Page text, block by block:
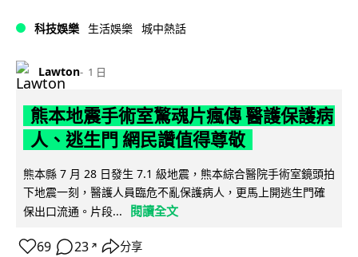
科技娛樂 生活娛樂 城中熱話
Lawton 1 日
熊本地震手術室驚魂片瘋傳 醫護保護病
人、逃生門 網民讚值得尊敬
熊本縣 7 月 28 日發生 7.1 級地震，熊本綜合醫院手術室鏡頭拍
下地震一刻，醫護人員臨危不亂保護病人，更馬上開逃生門確
保出口流通。片段...
閱讀全文
69 23 ↗ 分享